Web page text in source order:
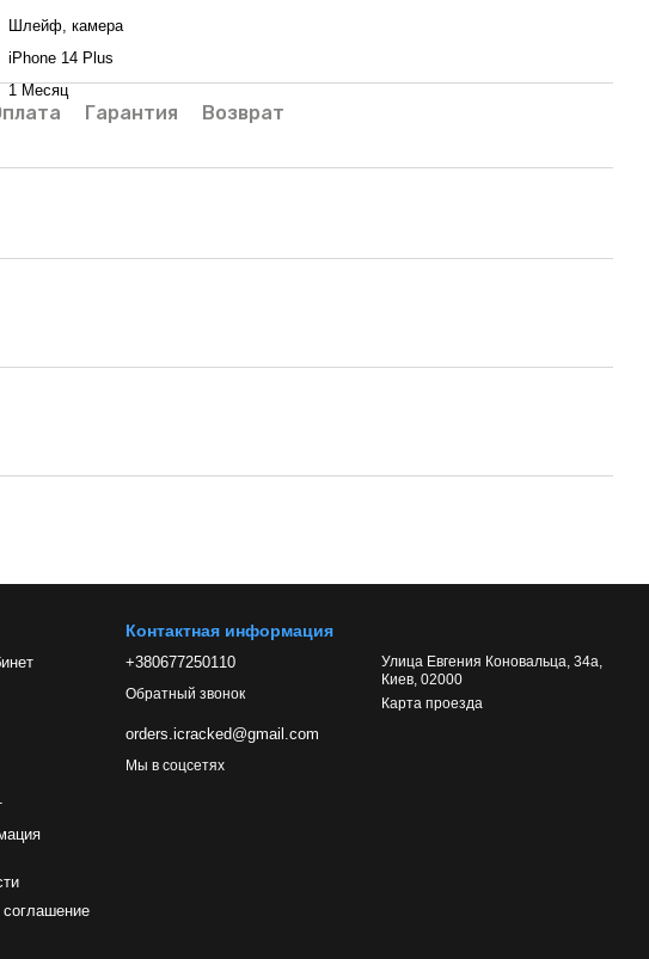
Шлейф, камера
iPhone 14 Plus
1 Месяц
Гарантия Возврат
соглашение
Контактная информация
+380677250110
Обратный звонок
orders.icracked@gmail.com
Улица Евгения Коновальца, 34а,
Киев, 02000
Карта проезда
Мы в соцсетях